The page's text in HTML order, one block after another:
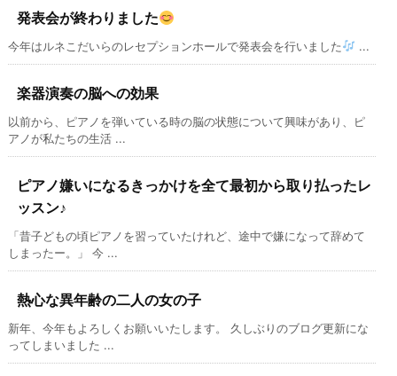
発表会が終わりました
今年はルネこだいらのレセプションホールで発表会を行いました ...
楽器演奏の脳への効果
以前から、ピアノを弾いている時の脳の状態について興味があり、ピ
アノが私たちの生活 ...
ピアノ嫌いになるきっかけを全て最初から取り払ったレ
ッスン♪
「昔子どもの頃ピアノを習っていたけれど、途中で嫌になって辞めて
しまったー。」 今 ...
熱心な異年齢の二人の女の子
新年、今年もよろしくお願いいたします。 久しぶりのブログ更新にな
ってしまいました ...